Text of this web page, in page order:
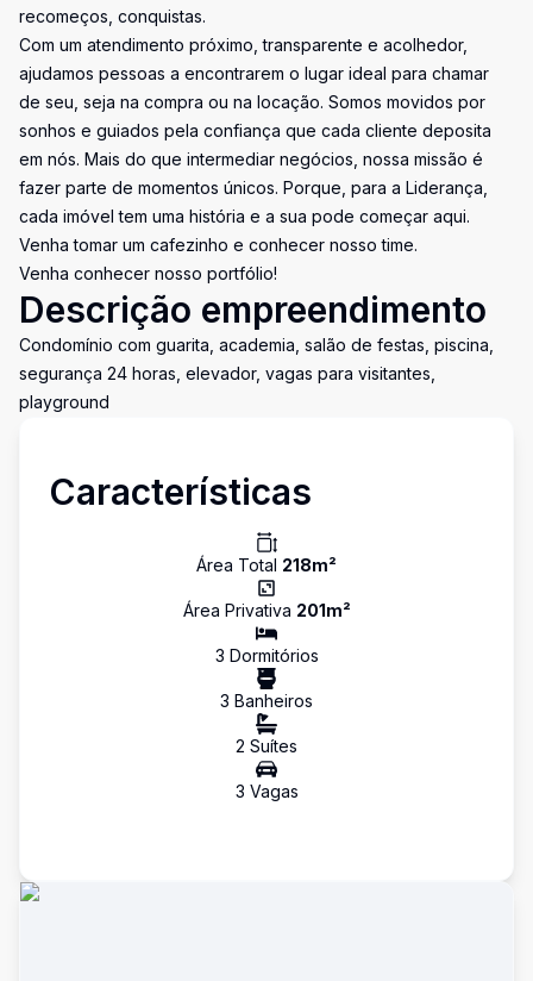
recomeços, conquistas.
Com um atendimento próximo, transparente e acolhedor,
ajudamos pessoas a encontrarem o lugar ideal para chamar
de seu, seja na compra ou na locação. Somos movidos por
sonhos e guiados pela confiança que cada cliente deposita
em nós. Mais do que intermediar negócios, nossa missão é
fazer parte de momentos únicos. Porque, para a Liderança,
cada imóvel tem uma história e a sua pode começar aqui.
Venha tomar um cafezinho e conhecer nosso time.
Venha conhecer nosso portfólio!
Descrição empreendimento
Condomínio com guarita, academia, salão de festas, piscina,
segurança 24 horas, elevador, vagas para visitantes,
playground
Características
Área Total 218m²
Área Privativa 201m²
3 Dormitórios
3 Banheiros
2 Suítes
3 Vagas